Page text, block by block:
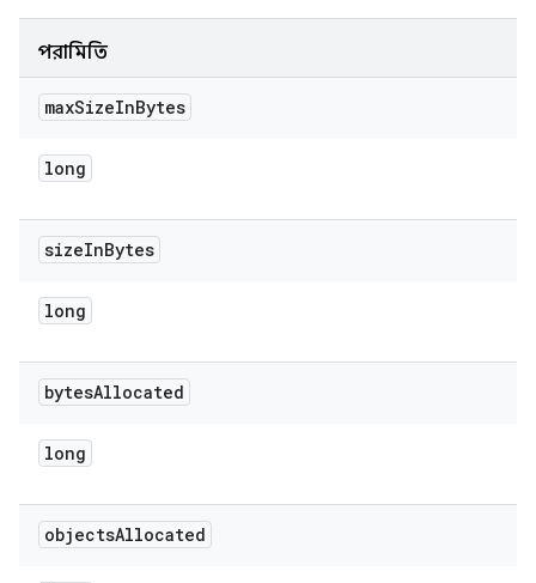
পরামিতি
maxSizeInBytes
long
sizeInBytes
long
bytesAllocated
long
objectsAllocated